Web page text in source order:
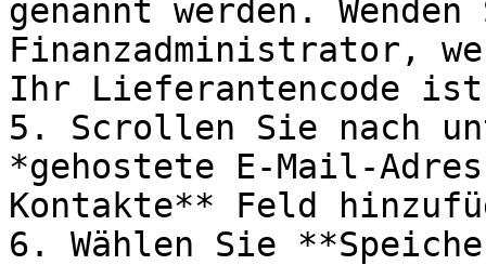
genannt werden.
Finanzadministrator,
Ihr Lieferantencode
5. Scrollen Sie nach
*gehostete E-Mail-
Kontakte** Feld
6. Wählen Sie